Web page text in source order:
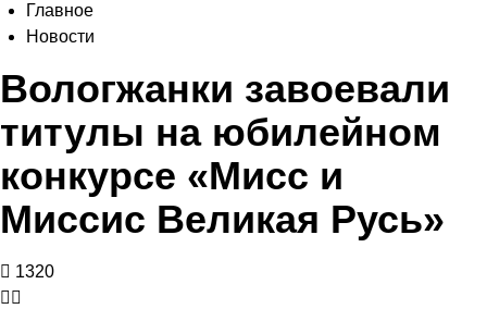
Главное
Новости
Вологжанки завоевали
титулы на юбилейном
конкурсе «Мисс и
Миссис Великая Русь»
1320